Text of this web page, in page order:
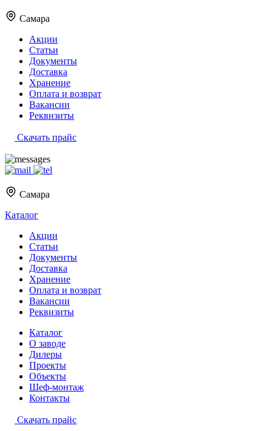
Самара
Акции
Статьи
Документы
Доставка
Хранение
Оплата и возврат
Вакансии
Реквизиты
Скачать прайс
Самара
Каталог
Акции
Статьи
Документы
Доставка
Хранение
Оплата и возврат
Вакансии
Реквизиты
Каталог
О заводе
Дилеры
Проекты
Объекты
Шеф-монтаж
Контакты
Скачать прайс